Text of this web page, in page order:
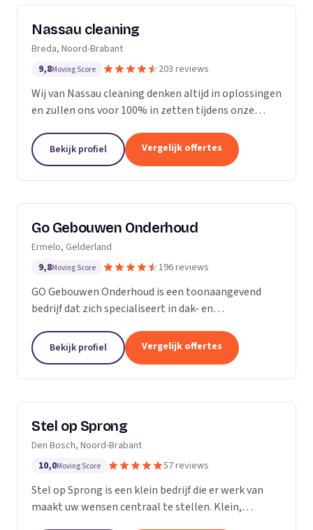
Nassau cleaning
Breda, Noord-Brabant
9,8Moving Score 203 reviews
Wij van Nassau cleaning denken altijd in oplossingen
en zullen ons voor 100% in zetten tijdens onze
Bekijk profiel Vergelijk offertes
Go Gebouwen Onderhoud
Ermelo, Gelderland
9,8Moving Score 196 reviews
GO Gebouwen Onderhoud is een toonaangevend
bedrijf dat zich specialiseert in dak- en
samenhangt. Met onze vakkundige aanpak zorgen
we ervoor dat uw pand...
Bekijk profiel Vergelijk offertes
Stel op Sprong
Den Bosch, Noord-Brabant
10,0Moving Score 57 reviews
Stel op Sprong is een klein bedrijf die er werk van
maakt uw wensen centraal te stellen. Klein,